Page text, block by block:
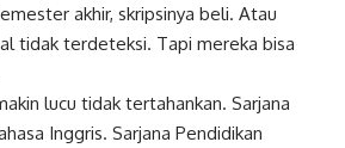
akhir, skripsinya beli. Atau
tidak terdeteksi. Tapi mereka bisa
lucu tidak tertahankan. Sarjana
Inggris. Sarjana Pendidikan